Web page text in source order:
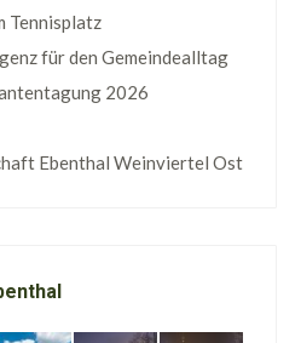
Tennisplatz
für den Gemeindealltag
2026
Ebenthal Weinviertel Ost